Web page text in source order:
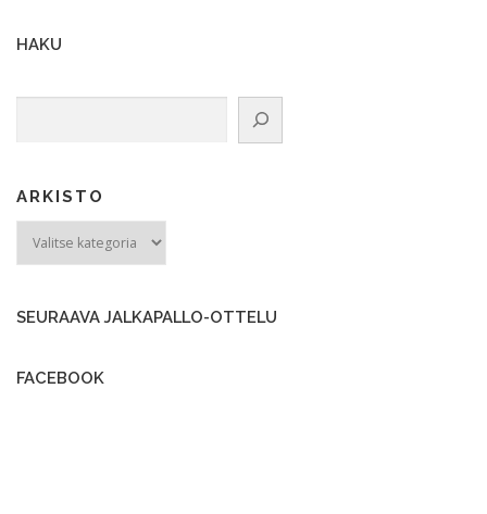
HAKU
ARKISTO
SEURAAVA JALKAPALLO-OTTELU
FACEBOOK